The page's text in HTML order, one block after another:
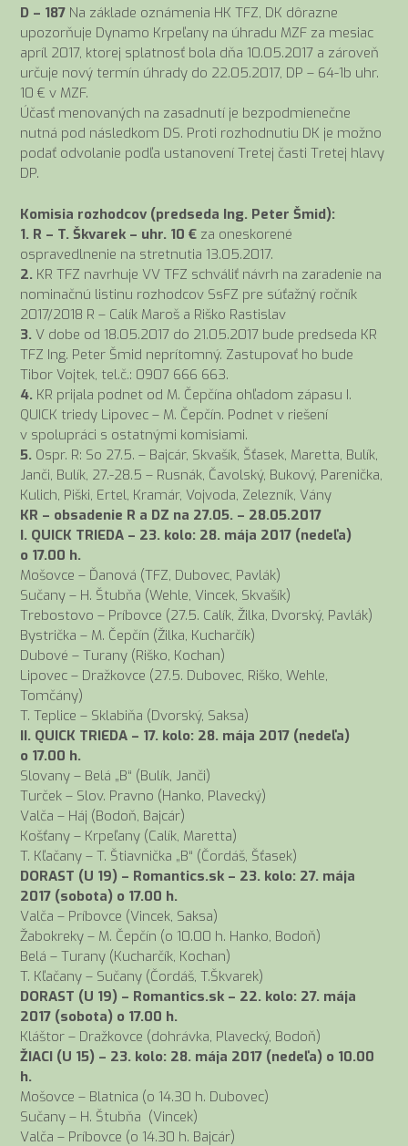
D – 187 Na základe oznámenia HK TFZ, DK dôrazne
upozorňuje Dynamo Krpeľany na úhradu MZF za mesiac
apríl 2017, ktorej splatnosť bola dňa 10.05.2017 a zároveň
určuje nový termín úhrady do 22.05.2017, DP – 64-1b uhr.
10 € v MZF.
Účasť menovaných na zasadnutí je bezpodmienečne
nutná pod následkom DS. Proti rozhodnutiu DK je možno
podať odvolanie podľa ustanovení Tretej časti Tretej hlavy
DP.
Komisia rozhodcov (predseda Ing. Peter Šmid):
1. R – T. Škvarek – uhr. 10 € za oneskorené
ospravedlnenie na stretnutia 13.05.2017.
2. KR TFZ navrhuje VV TFZ schváliť návrh na zaradenie na
nominačnú listinu rozhodcov SsFZ pre súťažný ročník
2017/2018 R – Calík Maroš a Riško Rastislav
3. V dobe od 18.05.2017 do 21.05.2017 bude predseda KR
TFZ Ing. Peter Šmid neprítomný. Zastupovať ho bude
Tibor Vojtek, tel.č.: 0907 666 663.
4. KR prijala podnet od M. Čepčína ohľadom zápasu I.
QUICK triedy Lipovec – M. Čepčín. Podnet v riešení
v spolupráci s ostatnými komisiami.
5. Ospr. R: So 27.5. – Bajcár, Skvašík, Šťasek, Maretta, Bulík,
Janči, Bulík, 27.-28.5 – Rusnák, Čavolský, Bukový, Parenička,
Kulich, Piški, Ertel, Kramár, Vojvoda, Zelezník, Vány
KR – obsadenie R a DZ na 27.05. – 28.05.2017
I. QUICK TRIEDA – 23. kolo: 28. mája 2017 (nedeľa)
o 17.00 h.
Mošovce – Ďanová (TFZ, Dubovec, Pavlák)
Sučany – H. Štubňa (Wehle, Vincek, Skvašík)
Trebostovo – Príbovce (27.5. Calík, Žilka, Dvorský, Pavlák)
Bystrička – M. Čepčín (Žilka, Kucharčík)
Dubové – Turany (Riško, Kochan)
Lipovec – Dražkovce (27.5. Dubovec, Riško, Wehle,
Tomčány)
T. Teplice – Sklabiňa (Dvorský, Saksa)
II. QUICK TRIEDA – 17. kolo: 28. mája 2017 (nedeľa)
o 17.00 h.
Slovany – Belá „B“ (Bulík, Janči)
Turček – Slov. Pravno (Hanko, Plavecký)
Valča – Háj (Bodoň, Bajcár)
Košťany – Krpeľany (Calík, Maretta)
T. Kľačany – T. Štiavnička „B“ (Čordáš, Šťasek)
DORAST (U 19) – Romantics.sk – 23. kolo: 27. mája
2017 (sobota) o 17.00 h.
Valča – Príbovce (Vincek, Saksa)
Žabokreky – M. Čepčín (o 10.00 h. Hanko, Bodoň)
Belá – Turany (Kucharčík, Kochan)
T. Kľačany – Sučany (Čordáš, T.Škvarek)
DORAST (U 19) – Romantics.sk – 22. kolo: 27. mája
2017 (sobota) o 17.00 h.
Kláštor – Dražkovce (dohrávka, Plavecký, Bodoň)
ŽIACI (U 15) – 23. kolo: 28. mája 2017 (nedeľa) o 10.00
h.
Mošovce – Blatnica (o 14.30 h. Dubovec)
Sučany – H. Štubňa (Vincek)
Valča – Príbovce (o 14.30 h. Bajcár)